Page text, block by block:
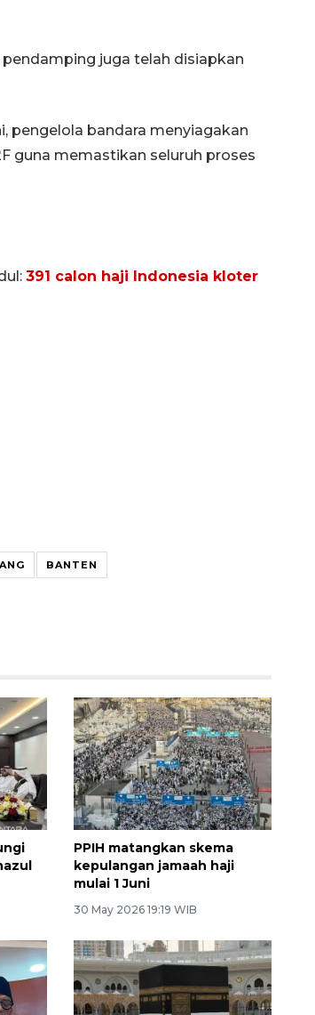
juga telah disiapkan
pengelola bandara menyiagakan
guna memastikan seluruh proses
391 calon haji Indonesia kloter
BANTEN
PPIH matangkan skema
kepulangan jamaah haji
mulai 1 Juni
30 May 2026 19:19 WIB